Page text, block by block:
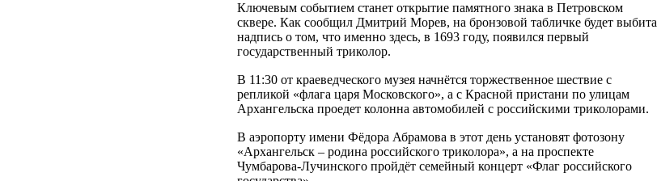
Ключевым событием станет открытие памятного знака в Петровском
сквере. Как сообщил Дмитрий Морев, на бронзовой табличке будет выбита
надпись о том, что именно здесь, в 1693 году, появился первый
государственный триколор.
В 11:30 от краеведческого музея начнётся торжественное шествие с
репликой «флага царя Московского», а с Красной пристани по улицам
Архангельска проедет колонна автомобилей с российскими триколорами.
В аэропорту имени Фёдора Абрамова в этот день установят фотозону
«Архангельск – родина российского триколора», а на проспекте
Чумбарова-Лучинского пройдёт семейный концерт «Флаг российского